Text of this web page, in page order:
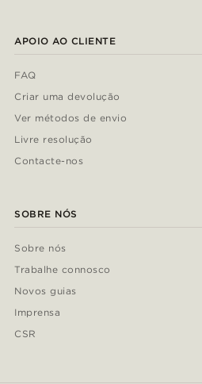
APOIO AO CLIENTE
FAQ
Criar uma devolução
Ver métodos de envio
Livre resolução
Contacte-nos
SOBRE NÓS
Sobre nós
Trabalhe connosco
Novos guias
Imprensa
CSR